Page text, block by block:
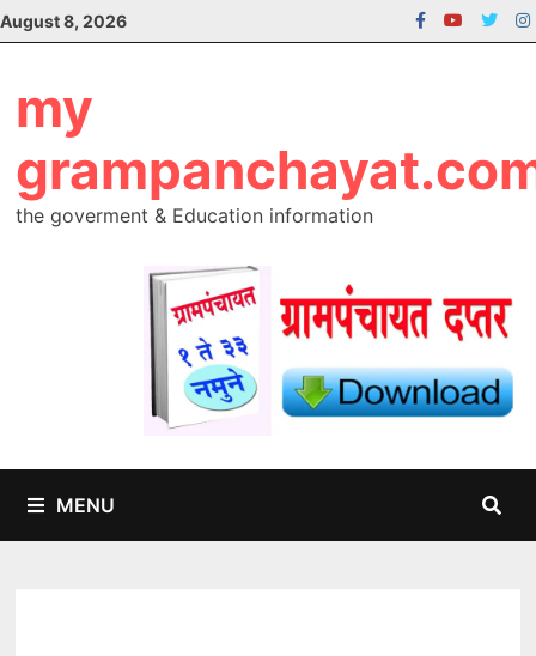
Skip
to
August 8, 2026
my
the goverment & Education information
MENU